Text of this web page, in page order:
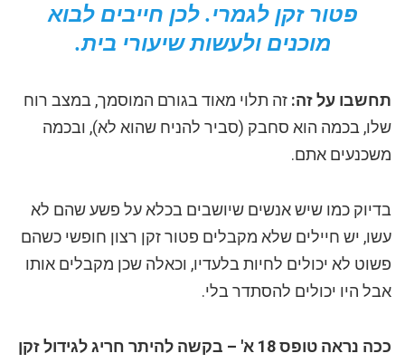
פטור זקן לגמרי. לכן חייבים לבוא
מוכנים ולעשות שיעורי בית.
תחשבו על זה: זה תלוי מאוד בגורם המוסמך, במצב רוח
שלו, בכמה הוא סחבק (סביר להניח שהוא לא), ובכמה
משכנעים אתם.
בדיוק כמו שיש אנשים שיושבים בכלא על פשע שהם לא
עשו, יש חיילים שלא מקבלים פטור זקן רצון חופשי כשהם
פשוט לא יכולים לחיות בלעדיו, וכאלה שכן מקבלים אותו
אבל היו יכולים להסתדר בלי.
ככה נראה טופס 18 א' – בקשה להיתר חריג לגידול זקן